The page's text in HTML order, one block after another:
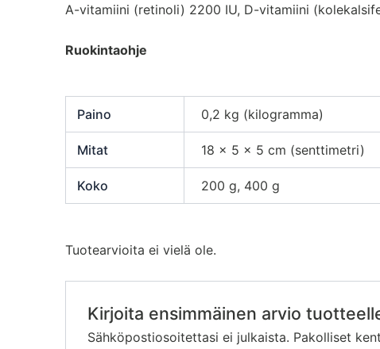
A-vitamiini (retinoli) 2200 IU, D-vitamiini
Ruokintaohje
Paino 0,2 kg (kilogramma)
Mitat 18 × 5 × 5 cm (senttimetri)
Koko 200 g, 400 g
Tuotearvioita ei vielä ole.
Kirjoita ensimmäinen arvio
Sähköpostiosoitettasi ei julkaista. Pakolliset